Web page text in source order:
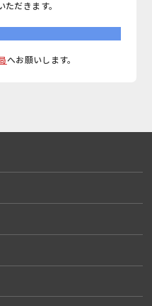
だきます。
へお願いします。